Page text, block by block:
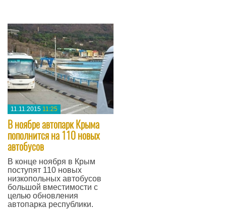
11.11.2015 11:25
В ноябре автопарк Крыма
пополнится на 110 новых
автобусов
В конце ноября в Крым
поступят 110 новых
низкопольных автобусов
большой вместимости с
целью обновления
автопарка республики.